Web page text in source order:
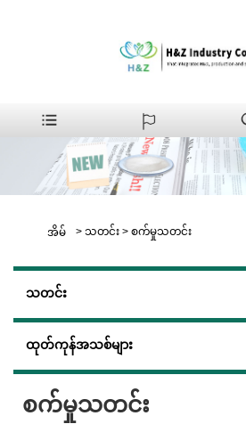
အိမ် > သတင်း > စက်မှုသတင်း
သတင်း
ထုတ်ကုန်အသစ်များ
စက်မှုသတင်း